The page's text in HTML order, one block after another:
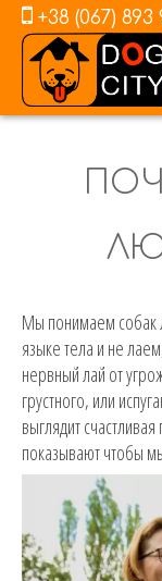
+38 (067) 893
Мы понимаем собак
языке тела и не
нервный лай от
грустного, или
выглядит
показывают чтобы